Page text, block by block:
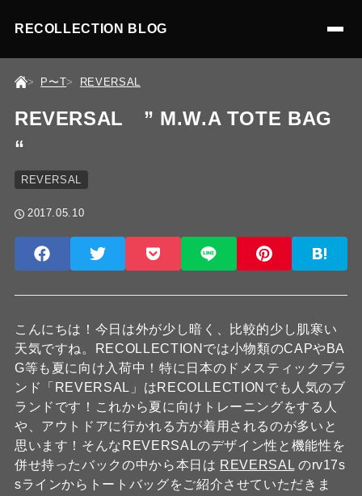
RECOLLECTION BLOG
P〜T REVERSAL
REVERSAL ” M.W.A TOTE BAG
“
REVERSAL
2017.05.10
こんにちは！今日は外が少し暗く、比較的少し肌寒い
天気ですね。RECOLLECTIONでは小物類のCAPやBA
G等も夏に向け入荷中！特に日本のドメスティックブラ
ンド「REVERSAL」はRECOLLECTIONでも人気のブ
ランドです！これから夏に向けトレーニングをする人
や、アウトドアに行かれる方が着用されるのが多いと
思います！そんなREVERSALのデザイン性と機能性を
併せ持ったバックの中から本日は REVERSAL のrv17s
sラインからトートバッグをご紹介させていただきま